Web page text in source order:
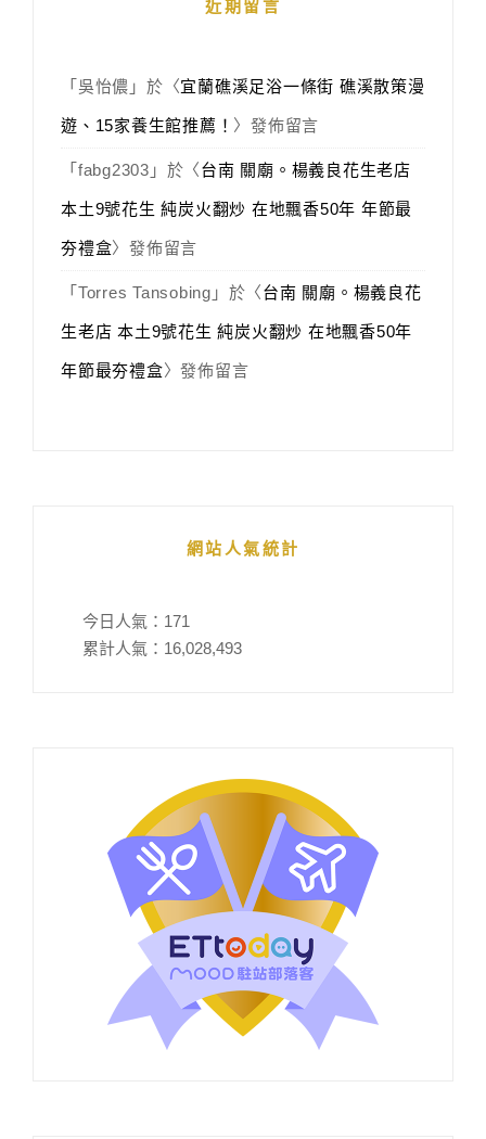
近期留言
「 吳怡儂 」於〈宜蘭礁溪足浴一條街 礁溪散策漫
遊、15家養生館推薦！ 〉發佈留言
「 fabg2303 」於〈台南 關廟。楊義良花生老店
本土9號花生 純炭火翻炒 在地飄香50年 年節最
夯禮盒〉發佈留言
「 Torres Tansobing 」於〈台南 關廟。楊義良花
生老店 本土9號花生 純炭火翻炒 在地飄香50年
年節最夯禮盒〉發佈留言
網站人氣統計
今日人氣： 171
累計人氣： 16,028,493